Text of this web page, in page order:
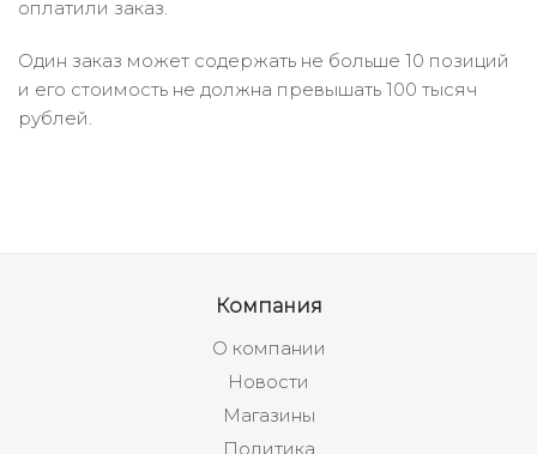
оплатили заказ.
Один заказ может содержать не больше 10 позиций
и его стоимость не должна превышать 100 тысяч
рублей.
Компания
О компании
Новости
Магазины
Политика